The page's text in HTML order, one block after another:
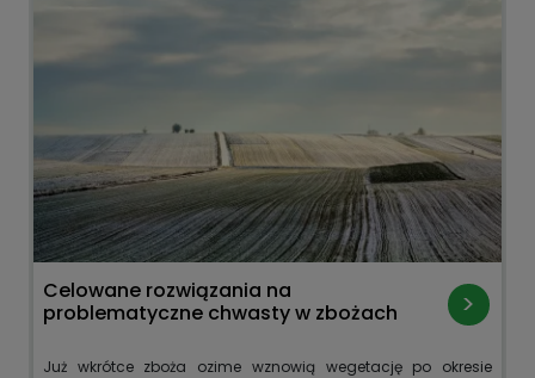
Celowane rozwiązania na
problematyczne chwasty w zbożach
Już wkrótce zboża ozime wznowią wegetację po okresie